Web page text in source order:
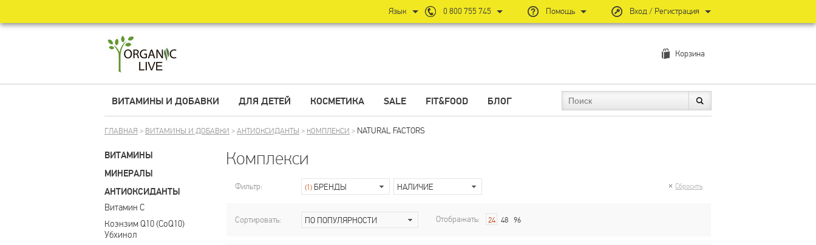
Корзина
ВИТАМИНЫ И ДОБАВКИ ДЛЯ ДЕТЕЙ КОСМЕТИКА SALE FIT&FOOD БЛОГ
ГЛАВНАЯ > ВИТАМИНЫ И ДОБАВКИ >АНТИОКСИДАНТЫ > КОМПЛЕКСИ > NATURAL FACTORS
ВИТАМИНЫ
МИНЕРАЛЫ
АНТИОКСИДАНТЫ
Витамин С
Коэнзим Q10 (CoQ10)
Убхинол
Комплекси
Фильтр: (1) БРЕНДЫ НАЛИЧИЕ Сбросить
Сортировать: ПО ПОПУЛЯРНОСТИ Отображать: 24 48 96
Вход / Регистрация
Помощь
0 800 755 745
Язык